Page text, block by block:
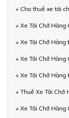
+ Cho thuê xe tải
+ Xe Tải Chở Hàng
+ Xe Tải Chở Hàng
+ Xe Tải Chở Hàng
+ Xe Tải Chở Hàng
+ Thuê Xe Tải Chở
+ Xe Tải Chở Hàng